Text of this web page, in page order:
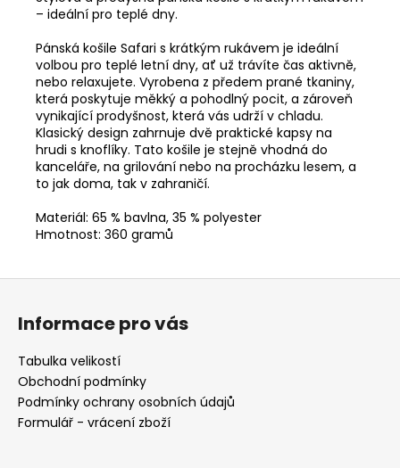
– ideální pro teplé dny.
Pánská košile Safari s krátkým rukávem je ideální
volbou pro teplé letní dny, ať už trávíte čas aktivně,
nebo relaxujete. Vyrobena z předem prané tkaniny,
která poskytuje měkký a pohodlný pocit, a zároveň
vynikající prodyšnost, která vás udrží v chladu.
Klasický design zahrnuje dvě praktické kapsy na
hrudi s knoflíky. Tato košile je stejně vhodná do
kanceláře, na grilování nebo na procházku lesem, a
to jak doma, tak v zahraničí.
Materiál: 65 % bavlna, 35 % polyester
Hmotnost: 360 gramů
Z
Informace pro vás
Tabulka velikostí
Obchodní podmínky
Podmínky ochrany osobních údajů
Formulář - vrácení zboží